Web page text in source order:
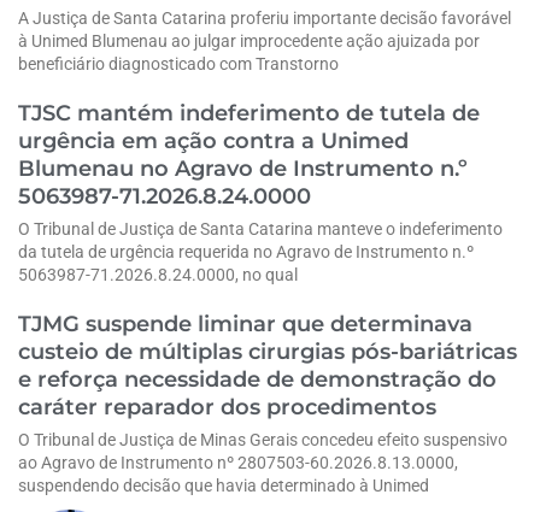
A Justiça de Santa Catarina proferiu importante decisão favorável
à Unimed Blumenau ao julgar improcedente ação ajuizada por
beneficiário diagnosticado com Transtorno
TJSC mantém indeferimento de tutela de
urgência em ação contra a Unimed
Blumenau no Agravo de Instrumento n.º
5063987-71.2026.8.24.0000
O Tribunal de Justiça de Santa Catarina manteve o indeferimento
da tutela de urgência requerida no Agravo de Instrumento n.º
5063987-71.2026.8.24.0000, no qual
TJMG suspende liminar que determinava
custeio de múltiplas cirurgias pós-bariátricas
e reforça necessidade de demonstração do
caráter reparador dos procedimentos
O Tribunal de Justiça de Minas Gerais concedeu efeito suspensivo
ao Agravo de Instrumento nº 2807503-60.2026.8.13.0000,
suspendendo decisão que havia determinado à Unimed